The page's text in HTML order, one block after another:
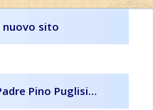
nuovo sito
Pino Puglisi…